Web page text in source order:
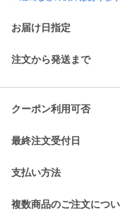
お届け日指定
注文から発送まで
クーポン利用可否
最終注文受付日
支払い方法
複数商品のご注文につ